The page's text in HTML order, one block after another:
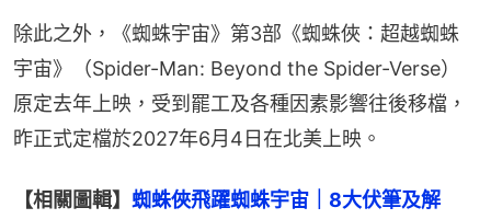
除此之外，《蜘蛛宇宙》第3部《蜘蛛俠：超越蜘蛛
宇宙》（Spider-Man: Beyond the Spider-Verse）
原定去年上映，受到罷工及各種因素影響往後移檔，
昨正式定檔於2027年6月4日在北美上映。
【相關圖輯】 蜘蛛俠飛躍蜘蛛宇宙｜8大伏筆及解